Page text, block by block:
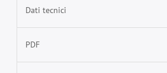
Dati tecnici
PDF